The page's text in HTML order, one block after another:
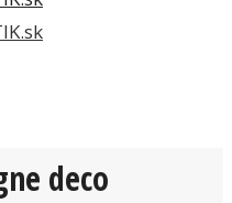
deco